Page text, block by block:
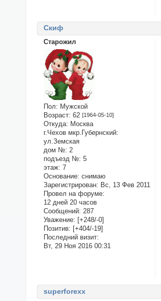
Cкиф
Старожил
Пол: Мужской
Возраст: 62 [1964-05-10]
Откуда: Москва
г.Чехов мкр.Губернский:
ул.Земская
дом №: 2
подъезд №: 5
этаж: 7
Основание: снимаю
Зарегистрирован: Вс, 13 Фев 2011
Провел на форуме:
12 дней 20 часов
Сообщений: 287
Уважение: [+248/-0]
Позитив: [+404/-19]
Последний визит:
Вт, 29 Ноя 2016 00:31
superforexx